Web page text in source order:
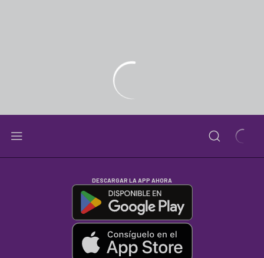
DESCARGAR LA APP AHORA